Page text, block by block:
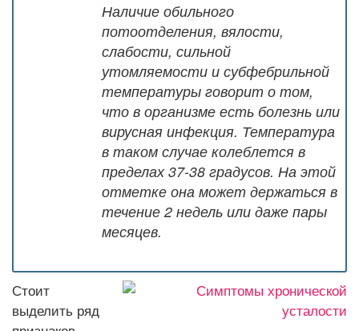
Наличие обильного
потоотделения, вялости,
слабости, сильной
утомляемости и субфебрильной
температуры говорит о том,
что в организме есть болезнь или
вирусная инфекция. Температура
в таком случае колеблется в
пределах 37-38 градусов. На этой
отметке она может держаться в
течение 2 недель или даже пары
месяцев.
Стоит
выделить ряд